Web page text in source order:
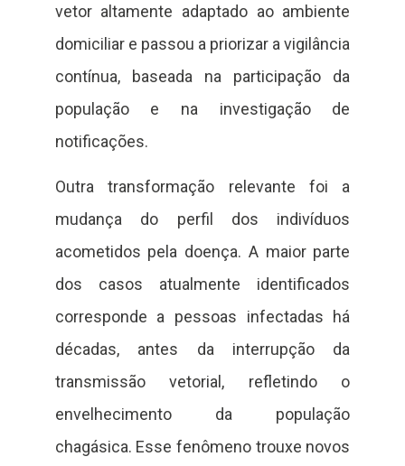
vetor altamente adaptado ao ambiente
domiciliar e passou a priorizar a vigilância
contínua, baseada na participação da
população e na investigação de
notificações.
Outra transformação relevante foi a
mudança do perfil dos indivíduos
acometidos pela doença. A maior parte
dos casos atualmente identificados
corresponde a pessoas infectadas há
décadas, antes da interrupção da
transmissão vetorial, refletindo o
envelhecimento da população
chagásica. Esse fenômeno trouxe novos